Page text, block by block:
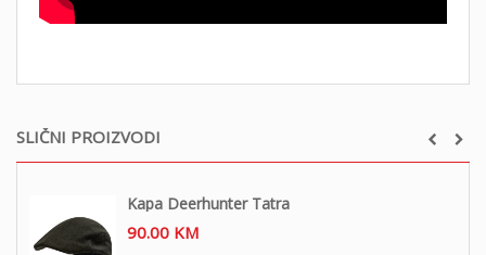
SLIČNI PROIZVODI
Kapa Deerhunter Tatra
90.00 KM